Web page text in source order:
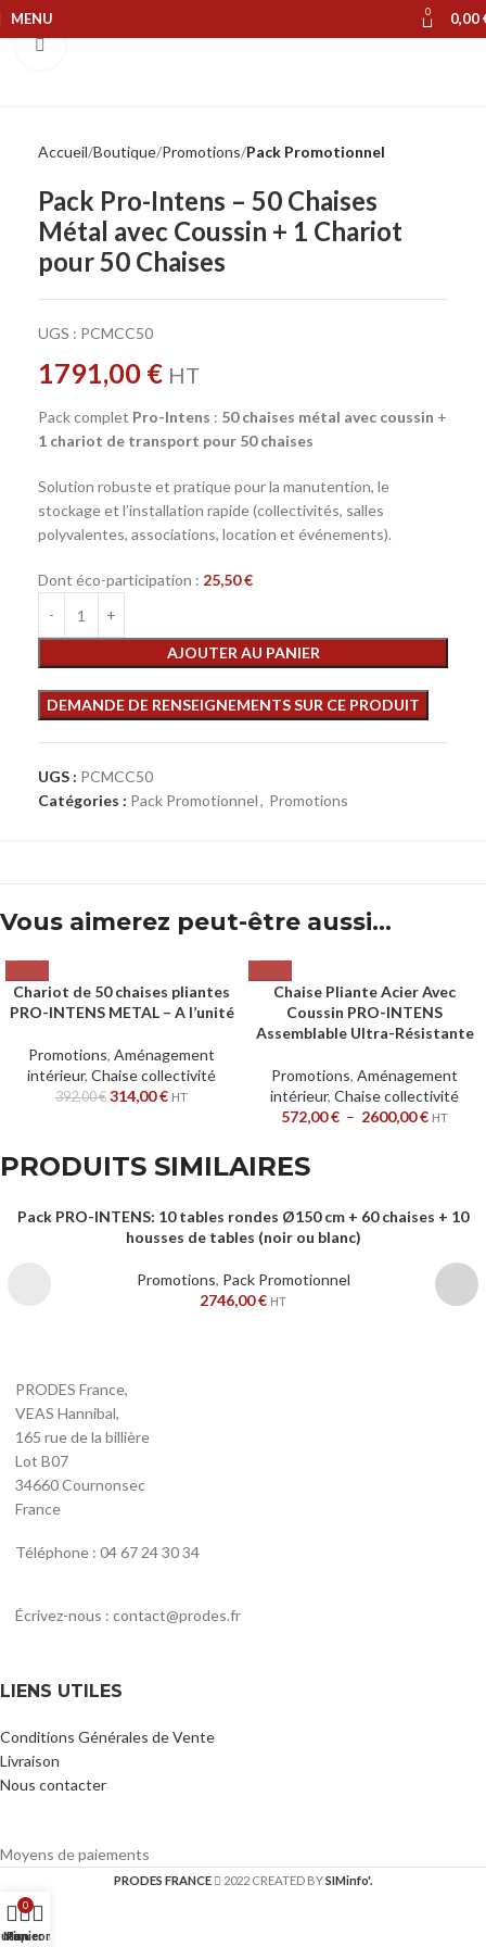
MENU 0 0,00
Accueil Boutique Promotions Pack Promotionnel
Pack Pro-Intens – 50 Chaises
Métal avec Coussin + 1 Chariot
pour 50 Chaises
UGS : PCMCC50
1791,00 € HT
Pack complet Pro-Intens : 50 chaises métal avec coussin +
1 chariot de transport pour 50 chaises
Solution robuste et pratique pour la manutention, le
stockage et l’installation rapide (collectivités, salles
polyvalentes, associations, location et événements).
Dont éco-participation : 25,50€
AJOUTER AU PANIER
UGS : PCMCC50
Catégories : Pack Promotionnel, Promotions
Vous aimerez peut-être aussi…
Chariot de 50 chaises pliantes
PRO-INTENS METAL – A l’unité
Promotions, Aménagement
intérieur, Chaise collectivité
392,00€ 314,00€ HT
Chaise Pliante Acier Avec
Coussin PRO-INTENS
Assemblable Ultra-Résistante
Promotions, Aménagement
intérieur, Chaise collectivité
572,00€ – 2600,00€ HT
PRODUITS SIMILAIRES
Pack PRO-INTENS: 10 tables rondes Ø150 cm + 60 chaises + 10
housses de tables (noir ou blanc)
Promotions, Pack Promotionnel
2746,00€ HT
PRODES France,
VEAS Hannibal,
165 rue de la billière
Lot B07
34660 Cournonsec
France
Téléphone : 04 67 24 30 34
Écrivez-nous : contact@prodes.fr
LIENS UTILES
Conditions Générales de Vente
Livraison
Nous contacter
Moyens de paiements
PRODES FRANCE 2022 CREATED BYSIMinfo'.
0
Panier
Mon compte